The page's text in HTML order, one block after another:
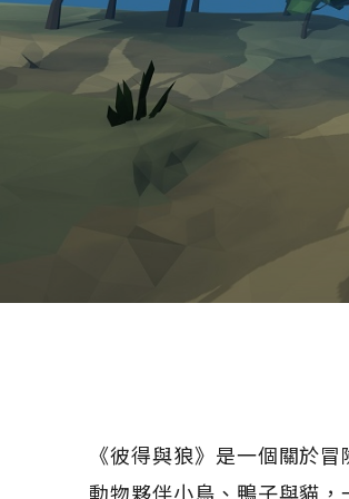
《彼得與狼》是一個關於
動物夥伴小鳥、鴨子與貓